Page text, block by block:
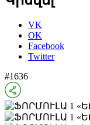
VK
OK
Facebook
Twitter
#1636